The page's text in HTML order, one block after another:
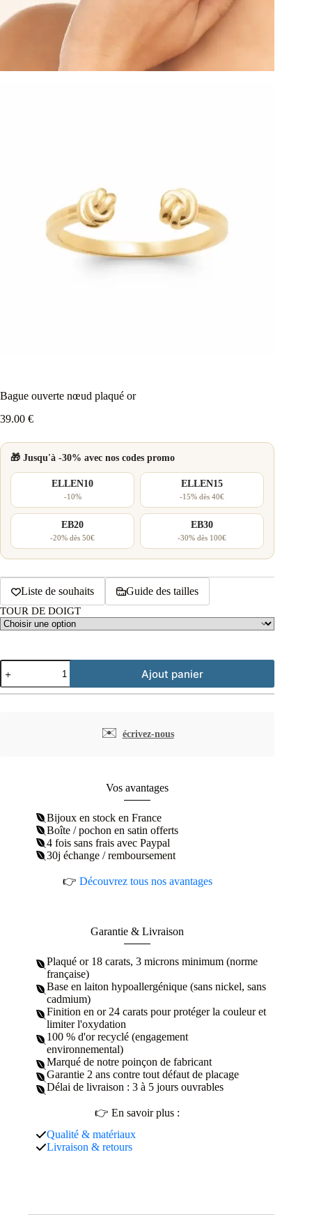
Bague ouverte nœud plaqué or
39.00 €
🎁 Jusqu'à -30% avec nos codes promo
ELLEN10
-10%
ELLEN15
-15% dès 40€
EB20
-20% dès 50€
EB30
-30% dès 100€
Liste de souhaits Guide des tailles
TOUR DE DOIGT
quantité
de
Bague
Ajout panier
✉️ écrivez-nous
Vos avantages
Bijoux en stock en France
Boîte / pochon en satin offerts
4 fois sans frais avec Paypal
30j échange / remboursement
👉 Découvrez tous nos avantages
Garantie & Livraison
Plaqué or 18 carats, 3 microns minimum (norme
française)
Base en laiton hypoallergénique (sans nickel, sans
cadmium)
Finition en or 24 carats pour protéger la couleur et
limiter l'oxydation
100 % d'or recyclé (engagement
environnemental)
Marqué de notre poinçon de fabricant
Garantie 2 ans contre tout défaut de placage
Délai de livraison : 3 à 5 jours ouvrables
👉 En savoir plus :
Qualité & matériaux
Livraison & retours